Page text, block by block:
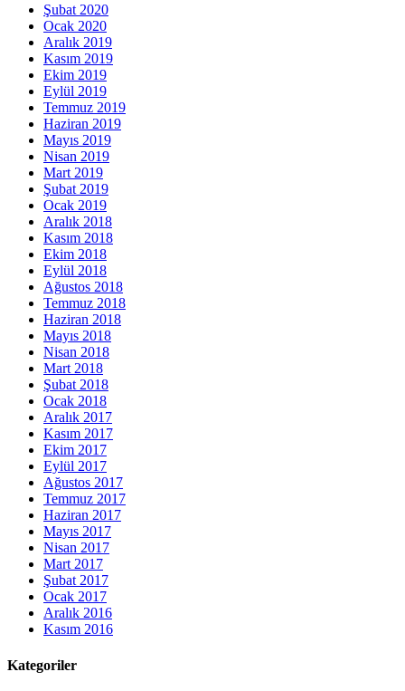
Şubat 2020
Ocak 2020
Aralık 2019
Kasım 2019
Ekim 2019
Eylül 2019
Temmuz 2019
Haziran 2019
Mayıs 2019
Nisan 2019
Mart 2019
Şubat 2019
Ocak 2019
Aralık 2018
Kasım 2018
Ekim 2018
Eylül 2018
Ağustos 2018
Temmuz 2018
Haziran 2018
Mayıs 2018
Nisan 2018
Mart 2018
Şubat 2018
Ocak 2018
Aralık 2017
Kasım 2017
Ekim 2017
Eylül 2017
Ağustos 2017
Temmuz 2017
Haziran 2017
Mayıs 2017
Nisan 2017
Mart 2017
Şubat 2017
Ocak 2017
Aralık 2016
Kasım 2016
Kategoriler